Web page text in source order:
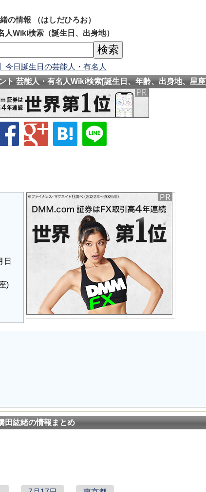
の情報 （はしだひろお）
人Wiki検索（誕生日、出身地）
今日誕生日の芸能人・有名人
ト 芸能人・有名人Wiki検索[誕生日、年齢、出身地、星
日
)
田紘緒の情報まとめ